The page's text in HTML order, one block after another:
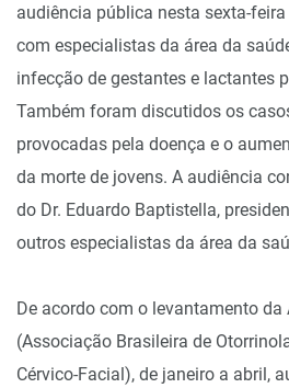
audiência pública nesta sexta-
com especialistas da área da
infecção de gestantes e lactantes
Também foram discutidos os
provocadas pela doença e o
da morte de jovens. A audiência
do Dr. Eduardo Baptistella,
outros especialistas da área da
De acordo com o levantamento da
(Associação Brasileira de
Cérvico-Facial), de janeiro a abril,